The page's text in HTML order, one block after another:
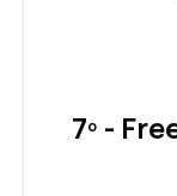
7º -